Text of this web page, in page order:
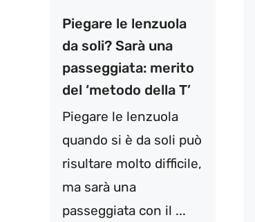
Piegare le lenzuola
da soli? Sarà una
passeggiata: merito
del ‘metodo della T’
Piegare le lenzuola
quando si è da soli può
risultare molto difficile,
ma sarà una
passeggiata con il ...